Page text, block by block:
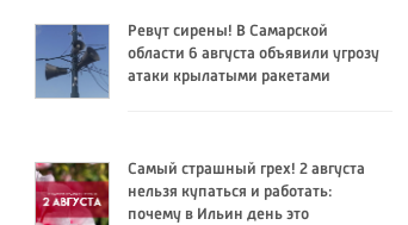
Ревут сирены! В Самарской
области 6 августа объявили угрозу
атаки крылатыми ракетами
Самый страшный грех! 2 августа
нельзя купаться и работать:
почему в Ильин день это